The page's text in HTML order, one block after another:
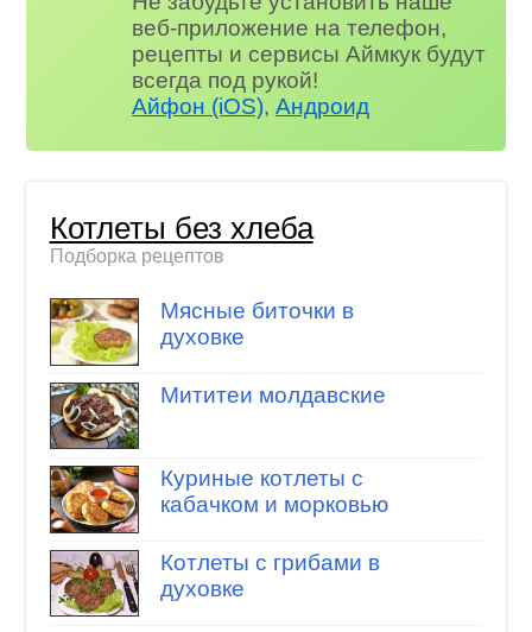
веб-приложение на телефон,
рецепты и сервисы Аймкук будут
всегда под рукой!
Айфон (iOS),Андроид
Котлеты без хлеба
Подборка рецептов
Мясные биточки в
духовке
Мититеи молдавские
Куриные котлеты с
кабачком и морковью
Котлеты с грибами в
духовке